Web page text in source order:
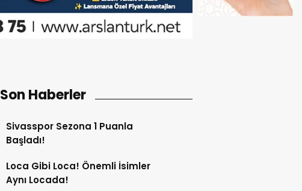
Son Haberler
Sivasspor Sezona 1 Puanla
Başladı!
Loca Gibi Loca! Önemli İsimler
Aynı Locada!